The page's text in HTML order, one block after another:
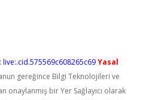
live:.cid.575569c608265c69Yasal
gereğince Bilgi Teknolojileri ve
onaylanmış bir Yer Sağlayıcı olarak